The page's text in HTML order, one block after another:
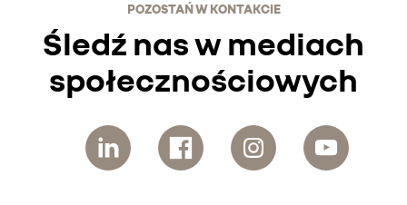
POZOSTAŃ W KONTAKCIE
Śledź nas w mediach
społecznościowych